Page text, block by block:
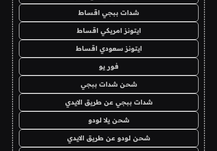
شدات ببجي اقساط
ايتونز امريكي اقساط
ايتونز سعودي اقساط
فور يو
شحن شدات ببجي
شدات ببجي عن طريق الايدي
شحن يلا لودو
شحن لودو عن طريق الايدي